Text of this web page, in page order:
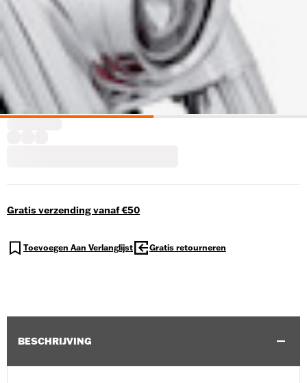
Gratis verzending vanaf €50
Toevoegen Aan Verlanglijst Gratis retourneren
BESCHRIJVING